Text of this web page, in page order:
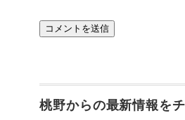
桃野からの最新情報を